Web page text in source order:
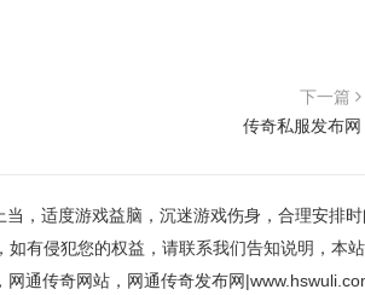
下一篇
传奇私服发布网
，适度游戏益脑，沉迷游戏伤身，合理安排
有侵犯您的权益，请联系我们告知说明，本
网通传奇网站，网通传奇发布网